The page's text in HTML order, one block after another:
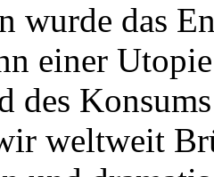
wurde das
einer
weltweit